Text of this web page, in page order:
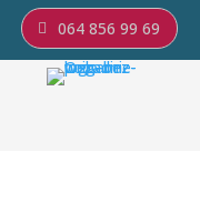
064 856 99 69